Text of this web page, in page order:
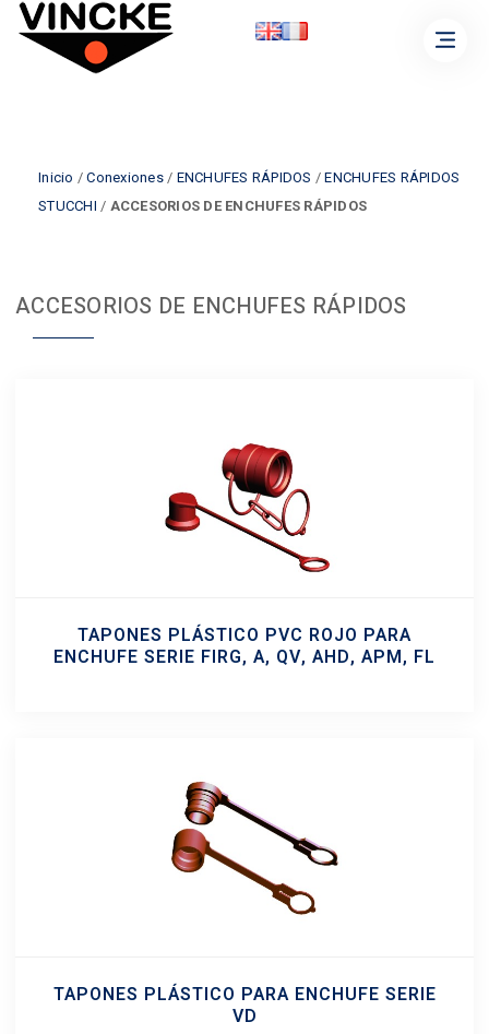
Inicio /Conexiones/ ENCHUFES RÁPIDOS /ENCHUFES RÁPIDOS
STUCCHI / ACCESORIOS DE ENCHUFES RÁPIDOS
ACCESORIOS DE ENCHUFES RÁPIDOS
TAPONES PLÁSTICO PVC ROJO PARA
ENCHUFE SERIE FIRG, A, QV, AHD, APM, FL
TAPONES PLÁSTICO PARA ENCHUFE SERIE
VD